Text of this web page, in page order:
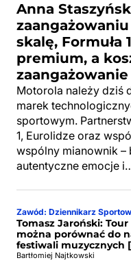
Anna
skalę, Formuła
premium, a
Motorola należy dziś
marek
sportowym.
1, Eurolidze oraz
wspólny mianownik
autentyczne emocje
Zawód: Dziennikarz
Tomasz Jaroński:
można porównać do
festiwali muzycznych
Bartłomiej Najtkowski